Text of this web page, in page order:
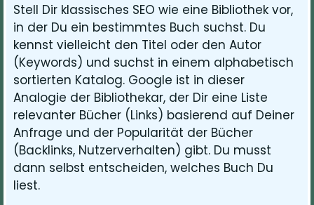
Stell Dir klassisches SEO wie eine Bibliothek vor,
in der Du ein bestimmtes Buch suchst. Du
kennst vielleicht den Titel oder den Autor
(Keywords) und suchst in einem alphabetisch
sortierten Katalog. Google ist in dieser
Analogie der Bibliothekar, der Dir eine Liste
relevanter Bücher (Links) basierend auf Deiner
Anfrage und der Popularität der Bücher
(Backlinks, Nutzerverhalten) gibt. Du musst
dann selbst entscheiden, welches Buch Du
liest.